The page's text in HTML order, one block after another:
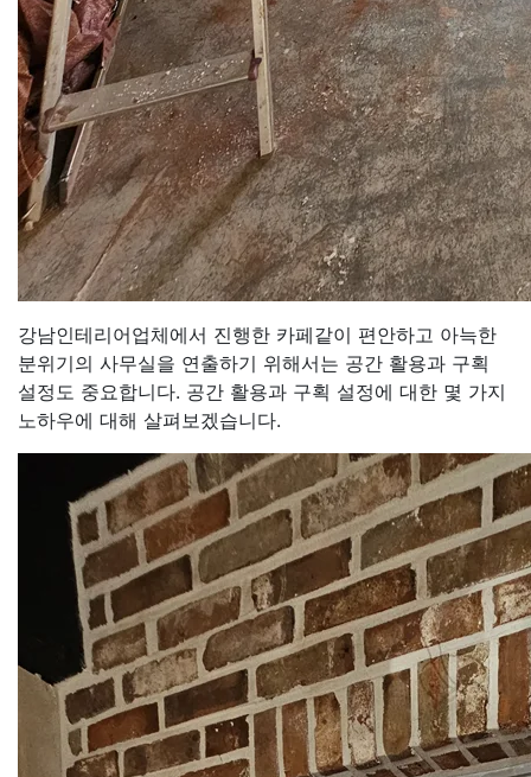
강남인테리어업체에서 진행한 카페같이 편안하고 아늑한
분위기의 사무실을 연출하기 위해서는 공간 활용과 구획
설정도 중요합니다. 공간 활용과 구획 설정에 대한 몇 가지
노하우에 대해 살펴보겠습니다.